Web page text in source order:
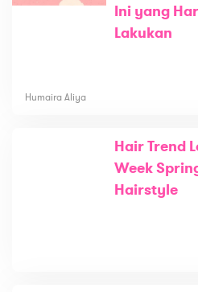
Ini yang
Lakukan
Humaira Aliya
Hair Trend
Week
Hairstyle